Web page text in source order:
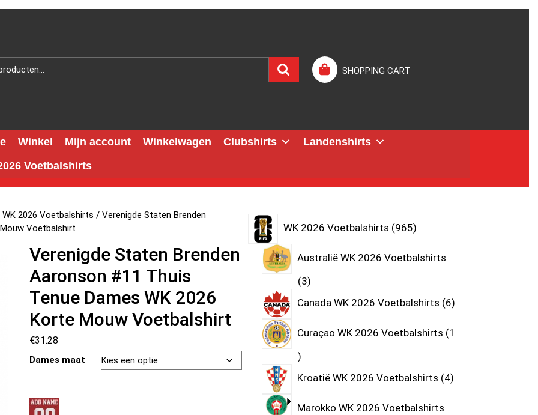
SHOPPING CART
Winkel Mijn account Winkelwagen Clubshirts
Landenshirts
Voetbalshirts
2026 Voetbalshirts / Verenigde Staten Brenden
Voetbalshirt
Verenigde Staten Brenden
Aaronson #11 Thuis
Tenue Dames WK 2026
Korte Mouw Voetbalshirt
€31.28
Dames maat
WK 2026 Voetbalshirts 965
Australië WK 2026 Voetbalshirts
3
Canada WK 2026 Voetbalshirts 6
Curaçao WK 2026 Voetbalshirts 1
Kroatië WK 2026 Voetbalshirts 4
Marokko WK 2026 Voetbalshirts